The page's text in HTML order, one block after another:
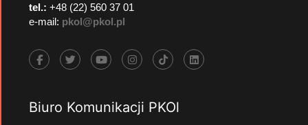
tel.: +48 (22) 560 37 01
e-mail: pkol@pkol.pl
Biuro Komunikacji PKOl